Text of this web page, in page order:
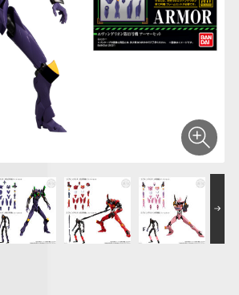
ガンダムシリーズ
ポケットモンスター
アンパンマン
サンリオキャラクタ
ーズ
たまご
にふぉるめーしょん
＆スクエアシール
SMPシリーズ
ポケモンスケールワ
キャラデコ